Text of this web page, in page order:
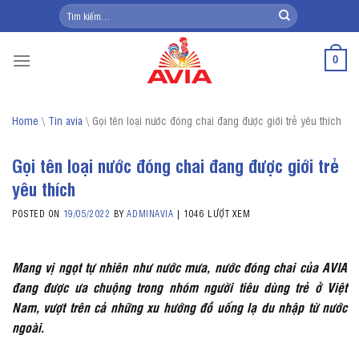
to
Tìm
kiếm:
0
Home \ Tin avia \ Gọi tên loại nước đóng chai đang được giới trẻ yêu thích
Gọi tên loại nước đóng chai đang được giới trẻ
yêu thích
POSTED ON 19/05/2022 BYADMINAVIA | 1046 LƯỢT XEM
Mang vị ngọt tự nhiên như nước mưa, nước đóng chai của AVIA
đang được ưa chuộng trong nhóm người tiêu dùng trẻ ở Việt
Nam, vượt trên cả những xu hướng đồ uống lạ du nhập từ nước
ngoài.